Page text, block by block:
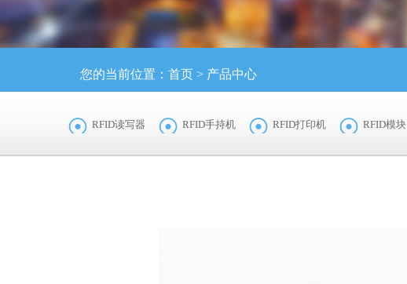
您的当前位置： 首页 > 产品中心
RFID读写器 RFID手持机 RFID打印机 RFID模块